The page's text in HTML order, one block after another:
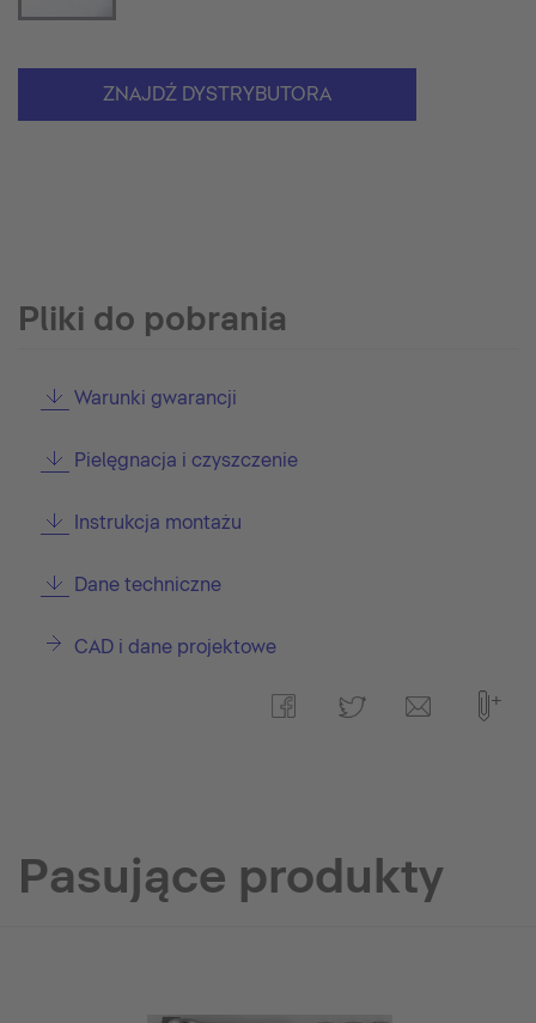
ZNAJDŹ DYSTRYBUTORA
Pliki do pobrania
Warunki gwarancji
Pielęgnacja i czyszczenie
Instrukcja montażu
Dane techniczne
CAD i dane projektowe
Pasujące produkty